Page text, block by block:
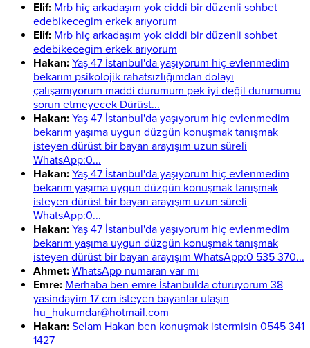
Elif: Mrb hiç arkadaşım yok ciddi bir düzenli sohbet
edebikecegim erkek arıyorum
Elif: Mrb hiç arkadaşım yok ciddi bir düzenli sohbet
edebikecegim erkek arıyorum
Hakan: Yaş 47 İstanbul'da yaşıyorum hiç evlenmedim
bekarım psikolojik rahatsızlığımdan dolayı
çalışamıyorum maddi durumum pek iyi değil durumumu
sorun etmeyecek Dürüst...
Hakan: Yaş 47 İstanbul'da yaşıyorum hiç evlenmedim
bekarım yaşıma uygun düzgün konuşmak tanışmak
isteyen dürüst bir bayan arayışım uzun süreli
WhatsApp:0...
Hakan: Yaş 47 İstanbul'da yaşıyorum hiç evlenmedim
bekarım yaşıma uygun düzgün konuşmak tanışmak
isteyen dürüst bir bayan arayışım uzun süreli
WhatsApp:0...
Hakan: Yaş 47 İstanbul'da yaşıyorum hiç evlenmedim
bekarım yaşıma uygun düzgün konuşmak tanışmak
isteyen dürüst bir bayan arayışım WhatsApp:0 535 370...
Ahmet: WhatsApp numaran var mı
Emre: Merhaba ben emre İstanbulda oturuyorum 38
yasindayim 17 cm isteyen bayanlar ulaşın
hu_hukumdar@hotmail.com
Hakan: Selam Hakan ben konuşmak istermisin 0545 341
1427